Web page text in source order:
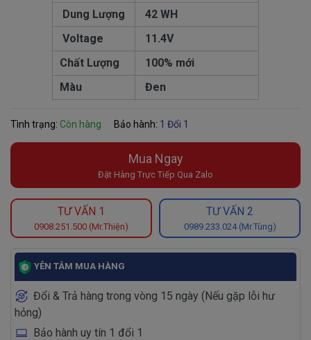
Dung Lượng
42 WH
Voltage
11.4V
Chất Lượng
100% mới
Màu
Đen
Tình trạng: Còn hàng Bảo hành: 1 Đổi 1
Mua Ngay
Đặt Hàng Trực Tiếp Qua Zalo
TƯ VẤN 1
0908.251.500 (Mr.Thiện)
TƯ VẤN 2
0989.233.024 (Mr.Tùng)
YÊN TÂM MUA HÀNG
Đổi & Trả hàng trong vòng 15 ngày (Nếu gặp lỗi hư
hỏng)
Bảo hành uy tín 1 đổi 1